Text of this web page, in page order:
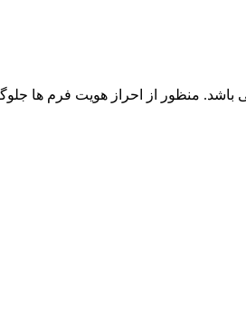
باشد. منظور از احراز هویت فرم ها